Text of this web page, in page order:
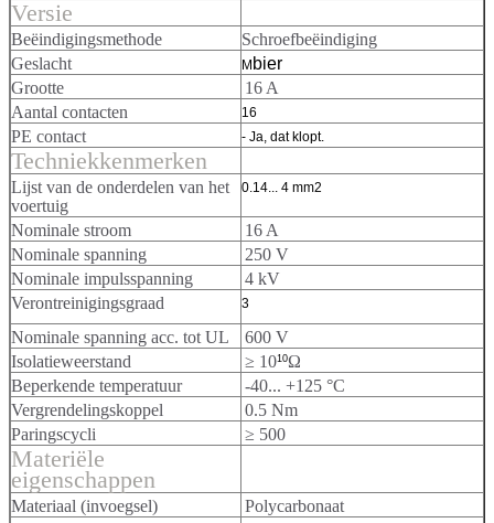
Versie
Beëindigingsmethode
Schroefbeëindiging
Geslacht
M bier
Grootte
16 A
Aantal contacten
16
PE contact - Ja, dat klopt.
Techniekkenmerken
Lijst van de onderdelen van het
voertuig
0.14... 4 mm2
Nominale stroom
16 A
Nominale spanning
250 V
Nominale impulsspanning
4 kV
Verontreinigingsgraad
3
Nominale spanning acc. tot UL
600 V
Isolatieweerstand
≥ 1010Ω
Beperkende temperatuur
-40... +125 °C
Vergrendelingskoppel
0.5 Nm
Paringscycli
≥ 500
Materiële
eigenschappen
Materiaal (invoegsel)
Polycarbonaat